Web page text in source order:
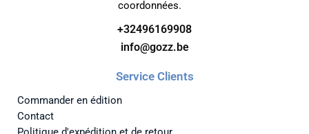
coordonnées.
+32496169908
info@gozz.be
Service Clients
Commander en édition
Contact